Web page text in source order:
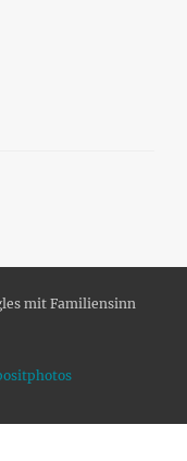
mit Familiensinn